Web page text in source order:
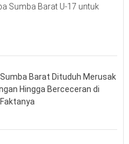
Sumba Barat U-17 untuk
Barat Dituduh Merusak
Hingga Berceceran di